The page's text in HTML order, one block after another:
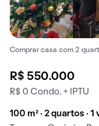
Comprar casa com 2
R$ 550.000
R$ 0 Condo. + IPTU
100 m² · 2 quartos · 1